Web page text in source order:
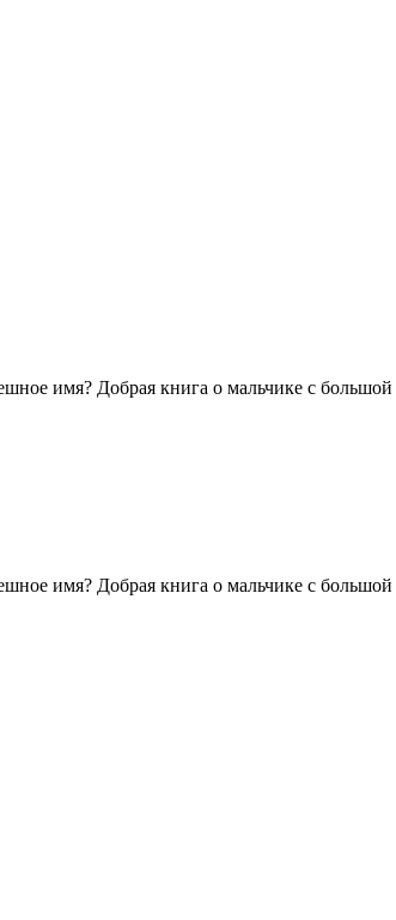
имя? Добрая книга о мальчике с
имя? Добрая книга о мальчике с